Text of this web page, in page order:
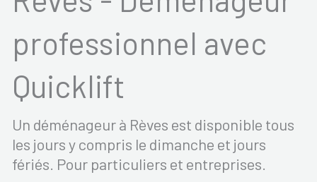
professionnel avec
Quicklift
Un déménageur à Rèves est disponible tous
les jours y compris le dimanche et jours
fériés. Pour particuliers et entreprises.